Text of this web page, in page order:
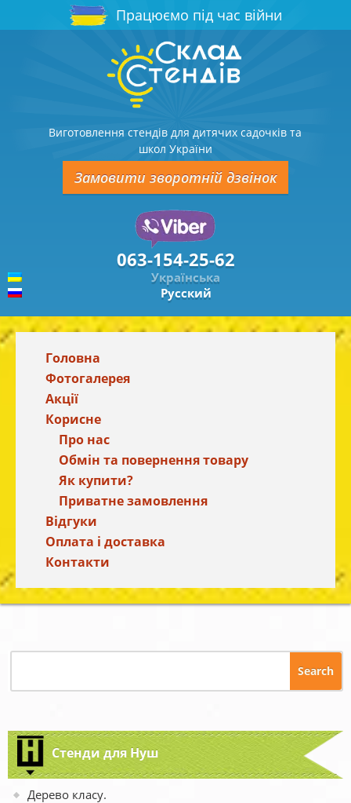
Працюємо під час війни
Виготовлення стендів для дитячих садочків та
школ України
Замовити зворотній дзвінок
063-154-25-62
Українська
Русский
Головна
Фотогалерея
Акції
Корисне
Про нас
Обмін та повернення товару
Як купити?
Приватне замовлення
Відгуки
Оплата і доставка
Контакти
Стенди для Нуш
Дерево класу.